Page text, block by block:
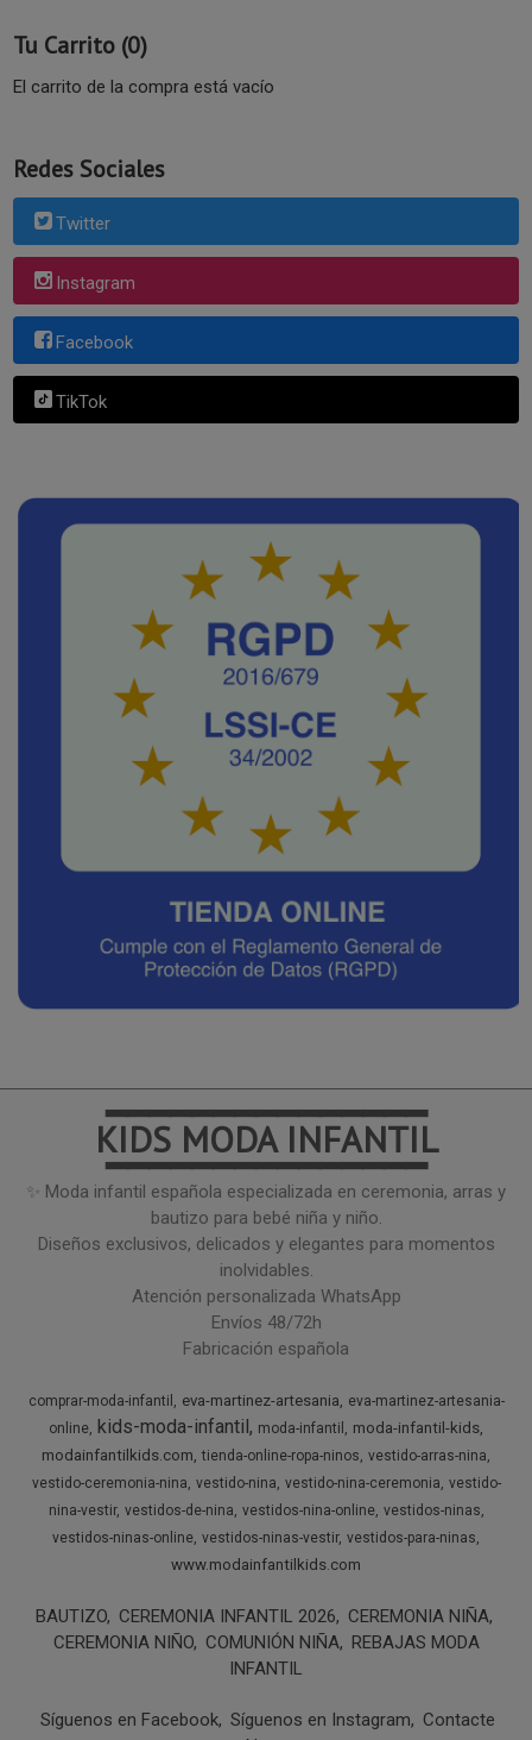
Tu Carrito (0)
El carrito de la compra está vacío
Redes Sociales
Twitter
Instagram
Facebook
TikTok
━━━━━━━━━━━━━━━
KIDS MODA INFANTIL
━━━━━━━━━━━━━━━
✨ Moda infantil española especializada en ceremonia, arras y
bautizo para bebé niña y niño.
Diseños exclusivos, delicados y elegantes para momentos
inolvidables.
Atención personalizada WhatsApp
Envíos 48/72h
Fabricación española
comprar-moda-infantil eva-martinez-artesania
eva-martinez-artesania-
online kids-moda-infantil moda-infantil
moda-infantil-kids
modainfantilkids.com tienda-online-ropa-ninos vestido-arras-nina
vestido-ceremonia-nina vestido-nina vestido-nina-ceremonia vestido-
nina-vestir vestidos-de-nina vestidos-nina-online vestidos-ninas
vestidos-ninas-online vestidos-ninas-vestir vestidos-para-ninas
www.modainfantilkids.com
BAUTIZO CEREMONIA INFANTIL 2026
CEREMONIA NIÑA
CEREMONIA NIÑO COMUNIÓN NIÑA REBAJAS MODA
INFANTIL
Síguenos en Facebook Síguenos en Instagram
Contacte